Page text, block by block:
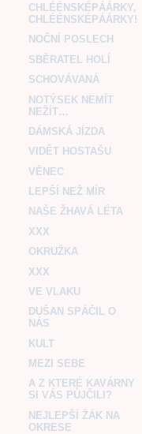
CHLÉÉNSKÉPÁÁRKY,
CHLÉÉNSKÉPÁÁRKY!
NOČNÍ POSLECH
SBĚRATEL HOLÍ
SCHOVÁVANÁ
NOTÝSEK NEMÍT
NEŽÍT…
DÁMSKÁ JÍZDA
VIDĚT HOSTAŠU
VĚNEC
LEPŠÍ NEŽ MÍR
NAŠE ŽHAVÁ LÉTA
XXX
OKRUŽKA
XXX
VE VLAKU
DUŠAN SPÁČIL O
NÁS
KULT
MEZI SEBE
A Z KTERÉ KAVÁRNY
SI VÁS PŮJČILI?
NEJLEPŠÍ ŽÁK NA
OKRESE